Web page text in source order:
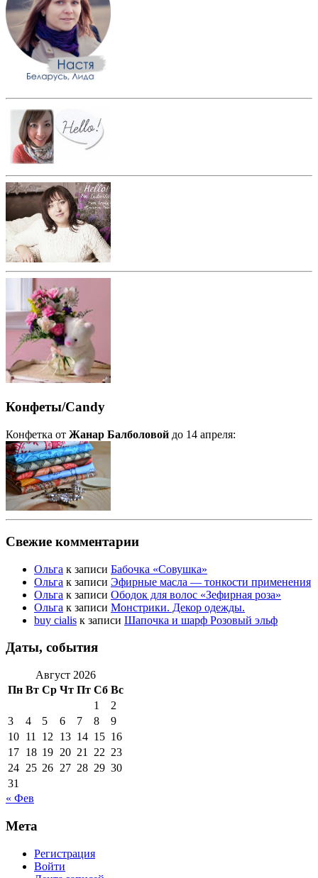
Конфеты/Candy
Конфетка от Жанар Балболовой до 14 апреля:
Свежие комментарии
Ольга к записи Бабочка «Совушка»
Ольга к записи Эфирные масла — тонкости применения
Ольга к записи Ободок для волос «Зефирная роза»
Ольга к записи Монстрики. Декор одежды.
buy cialis к записи Шапочка и шарф Розовый эльф
Даты, события
Август 2026
Пн Вт Ср Чт Пт Сб Вс
1
2
3
4 5 6 7 8
9
10 11 12 13 14 15 16
17 18 19 20 21 22 23
24 25 26 27 28 29 30
31
« Фев
Мета
Регистрация
Войти